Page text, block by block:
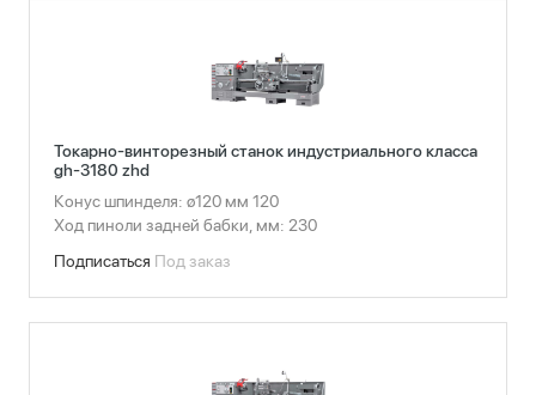
Токарно-винторезный станок индустриального класса
gh-3180 zhd
Конус шпинделя: ø120 мм 120
Ход пиноли задней бабки, мм: 230
Подписаться Под заказ